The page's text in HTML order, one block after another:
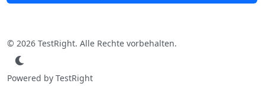
© 2026 TestRight. Alle Rechte vorbehalten.
Powered by TestRight